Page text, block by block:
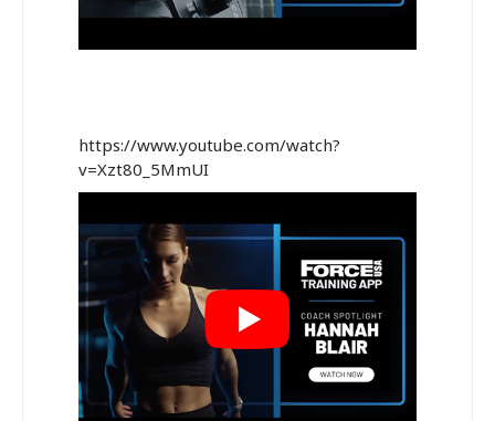
https://www.youtube.com/watch?
v=Xzt80_5MmUI